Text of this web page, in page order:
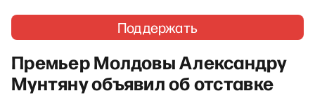
Поддержать
Премьер Молдовы Александру
Мунтяну объявил об отставке